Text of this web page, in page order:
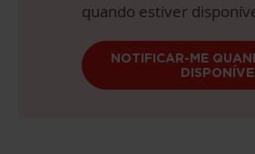
quando estiver
NOTIFICAR-ME